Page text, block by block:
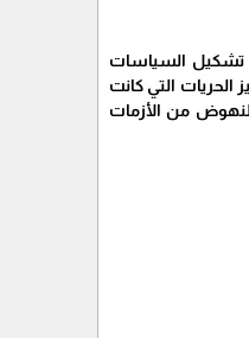
تشكيل السياسات
الحريات التي كانت
من الأزمات